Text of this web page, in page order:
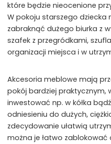
które będzie nieocenione
W pokoju starszego dziecka
zabraknąć dużego biurka z
szafek z przegródkami,
organizacji miejsca i w
Akcesoria meblowe mają
pokój bardziej praktycznym,
inwestować np. w kółka
odniesieniu do dużych,
zdecydowanie ułatwią
można je łatwo zablokować